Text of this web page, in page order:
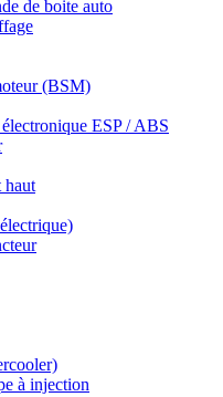
de boite auto
(BSM)
ESP / ABS
haut
à injection